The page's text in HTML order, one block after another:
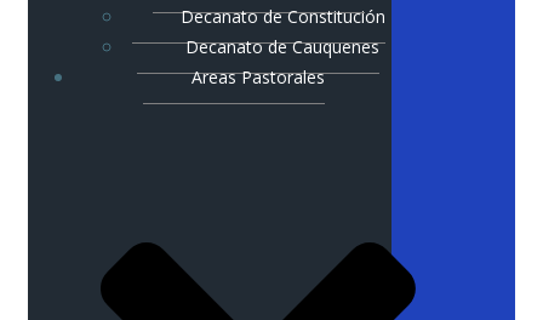
Decanato de Constitución
Decanato de Cauquenes
Areas Pastorales